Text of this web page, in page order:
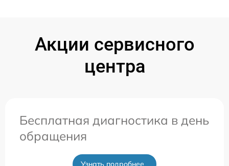
Акции сервисного
центра
Бесплатная диагностика в день
обращения
Узнать подробнее